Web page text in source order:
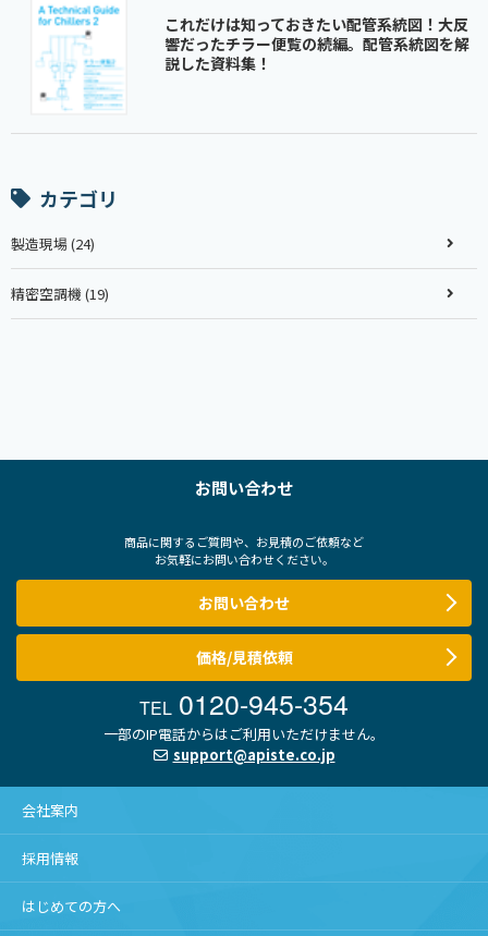
これだけは知っておきたい配管系統図！大反
響だったチラー便覧の続編。配管系統図を解
説した資料集！
カテゴリ
製造現場 (24)
精密空調機 (19)
お問い合わせ
商品に関するご質問や、お見積のご依頼など
お気軽にお問い合わせください。
お問い合わせ
価格/見積依頼
TEL 0120-945-354
一部のIP電話からはご利用いただけません。
support@apiste.co.jp
会社案内
採用情報
はじめての方へ